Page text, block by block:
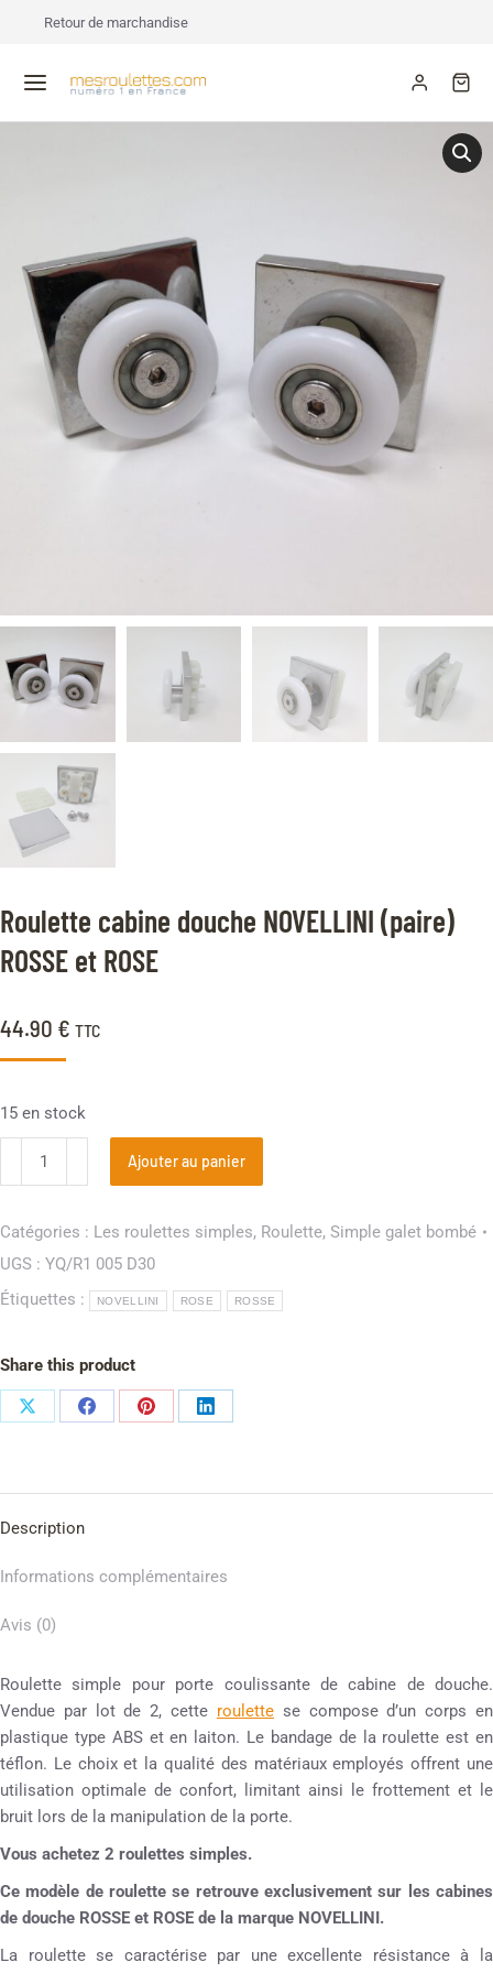
Retour de marchandise
Roulette cabine douche NOVELLINI (paire)
ROSSE et ROSE
44.90 € TTC
15 en stock
Ajouter au panier
Catégories : Les roulettes simples, Roulette, Simple galet bombé
UGS : YQ/R1 005 D30
Étiquettes :
NOVELLINI ROSE ROSSE
Share this product
Description
Informations complémentaires
Avis (0)
Roulette simple pour porte coulissante de cabine de douche.
Vendue par lot de 2, cette roulettese compose d’un corps en
plastique type ABS et en laiton. Le bandage de la roulette est en
téflon. Le choix et la qualité des matériaux employés offrent une
utilisation optimale de confort, limitant ainsi le frottement et le
bruit lors de la manipulation de la porte.
Vous achetez 2 roulettes simples.
Ce modèle de roulette se retrouve exclusivement sur les cabines
de douche ROSSE et ROSE de la marque NOVELLINI.
La roulette se caractérise par une excellente résistance à la